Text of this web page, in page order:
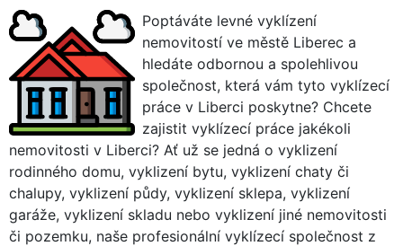
Poptáváte levné vyklízení
nemovitostí ve městě Liberec a
hledáte odbornou a spolehlivou
společnost, která vám tyto vyklízecí
práce v Liberci poskytne? Chcete
zajistit vyklízecí práce jakékoli
nemovitosti v Liberci? Ať už se jedná o vyklizení
rodinného domu, vyklizení bytu, vyklizení chaty či
chalupy, vyklizení půdy, vyklizení sklepa, vyklizení
garáže, vyklizení skladu nebo vyklizení jiné nemovitosti
či pozemku, naše profesionální vyklízecí společnost z